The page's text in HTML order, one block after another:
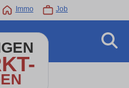
Immo Job